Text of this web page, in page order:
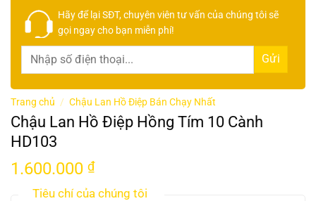
Hãy để lạiSĐT, chuyên viên tư vấn của chúng tôi sẽ
gọi ngay cho bạn miễn phí!
Trang chủ / Chậu Lan Hồ Điệp Bán Chạy Nhất
Chậu Lan Hồ Điệp Hồng Tím 10 Cành
HD103
1.600.000 ₫
Tiêu chí của chúng tôi